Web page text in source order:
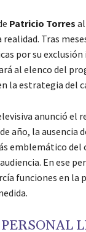
Patricio Torres
realidad. Tras
por su
al elenco del
la estrategia del
anunció el
año, la ausencia
emblemático
En ese
funciones en la